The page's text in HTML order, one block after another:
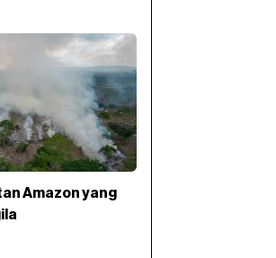
Amazon yang